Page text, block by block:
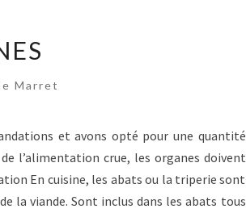
Marret
et avons opté pour une quantité
l’alimentation crue, les organes doivent
En cuisine, les abats ou la triperie sont
la viande. Sont inclus dans les abats tous